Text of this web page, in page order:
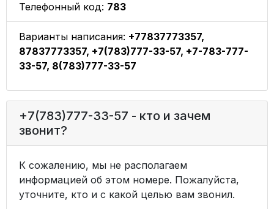
Телефонный код: 783
Варианты написания: +77837773357,
87837773357, +7(783)777-33-57, +7-783-777-
33-57, 8(783)777-33-57
+7(783)777-33-57 - кто и зачем
звонит?
К сожалению, мы не располагаем
информацией об этом номере. Пожалуйста,
уточните, кто и с какой целью вам звонил.